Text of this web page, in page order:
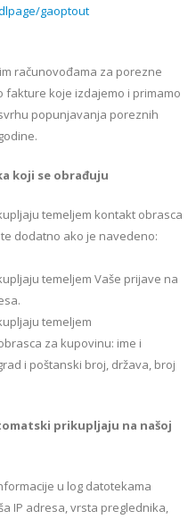
gaoptout
računovođama za porezne
fakture koje izdajemo i primamo
popunjavanja poreznih
koji se obrađuju
temeljem kontakt obrasca
dodatno ako je navedeno:
temeljem Vaše prijave na
temeljem
za kupovinu: ime i
i poštanski broj, država, broj
prikupljaju na našoj
u log datotekama
IP adresa, vrsta preglednika,